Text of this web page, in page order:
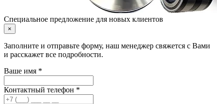
Специальное предложение для новых клиентов
×
Заполните и отправьте форму, наш менеджер свяжется с Вами
и расскажет все подробности.
Ваше имя *
Контактный телефон *